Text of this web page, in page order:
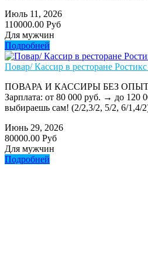
Июль 11, 2026
110000.00 Руб
Для мужчин
Подробней
Повар/ Кассир в ресторане
ПОВАРА И КАССИРЫ БЕЗ
Зарплата: от 80 000 руб. → до 120
выбираешь сам! (2/2,3/2, 5/2, 6/1,4/
Июнь 29, 2026
80000.00 Руб
Для мужчин
Подробней